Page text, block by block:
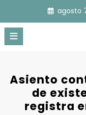
contenido
agosto
Asiento
de
registra